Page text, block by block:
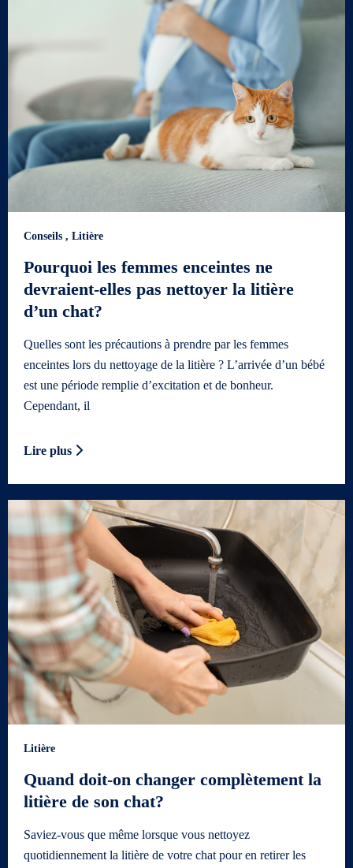
Conseils , Litière
Pourquoi les femmes enceintes ne
devraient-elles pas nettoyer la litière
d’un chat?
Quelles sont les précautions à prendre par les femmes
enceintes lors du nettoyage de la litière ? L’arrivée d’un bébé
est une période remplie d’excitation et de bonheur.
Cependant, il
Lire plus
Litière
Quand doit-on changer complètement la
litière de son chat?
Saviez-vous que même lorsque vous nettoyez
quotidiennement la litière de votre chat pour en retirer les